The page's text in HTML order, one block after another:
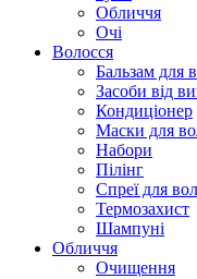
Обличчя
Очі
Волосся
Бальзам для
Засоби від
Кондиціонер
Маски для
Набори
Пілінг
Спреї для
Термозахист
Шампуні
Обличчя
Очищення